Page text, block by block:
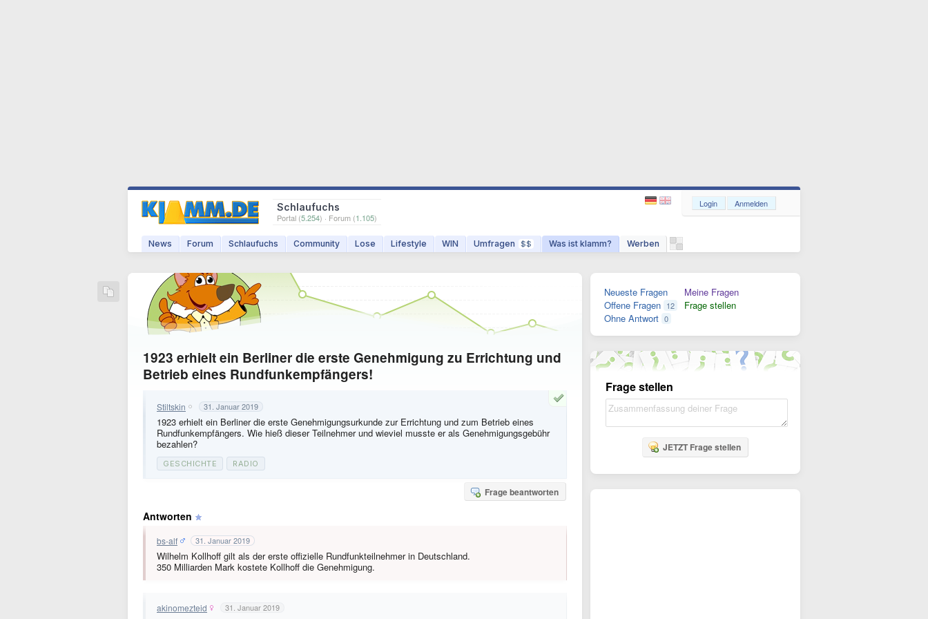
Schlaufuchs
Portal (5.254) · Forum (1.105)
News Forum Schlaufuchs Community Lose Lifestyle WIN Umfragen $$ Was ist klamm? Werben
Login Anmelden
1923 erhielt ein Berliner die erste Genehmigung zu Errichtung und
Betrieb eines Rundfunkempfängers!
Stiltskin 31. Januar 2019
1923 erhielt ein Berliner die erste Genehmigungsurkunde zur Errichtung und zum Betrieb eines
Rundfunkempfängers. Wie hieß dieser Teilnehmer und wieviel musste er als Genehmigungsgebühr
bezahlen?
GESCHICHTE RADIO
Frage beantworten
Antworten
bs-alf 31. Januar 2019
Wilhelm Kollhoff gilt als der erste offizielle Rundfunkteilnehmer in Deutschland.
350 Milliarden Mark kostete Kollhoff die Genehmigung.
akinomezteid 31. Januar 2019
Neueste Fragen
Offene Fragen 12
Ohne Antwort 0
Meine Fragen
Frage stellen
Frage stellen
JETZT Frage stellen